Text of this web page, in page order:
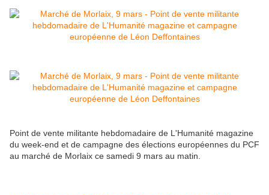
Point de vente militante hebdomadaire de L'Humanité magazine
du week-end et de campagne des élections européennes du PCF
au marché de Morlaix ce samedi 9 mars au matin.